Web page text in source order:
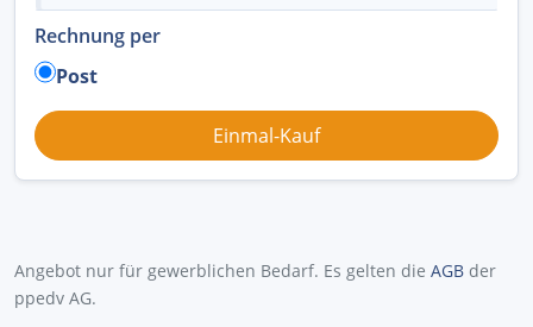
Rechnung per
Post
Angebot nur für gewerblichen Bedarf. Es gelten die AGB der
ppedv AG.